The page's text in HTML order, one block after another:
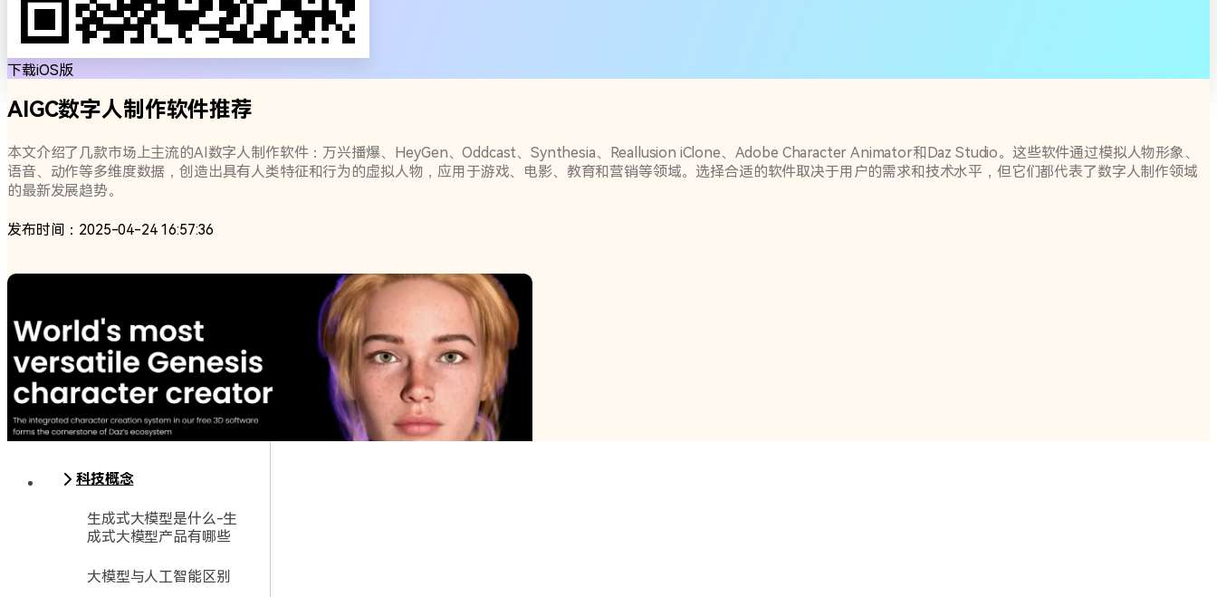
下载iOS版
AIGC数字人制作软件推荐
本文介绍了几款市场上主流的AI数字人制作软件：万兴播爆、HeyGen、Oddcast、Synthesia、Reallusion iClone、Adobe Character Animator和Daz Studio。这些软件通过模拟人物形象、
语音、动作等多维度数据，创造出具有人类特征和行为的虚拟人物，应用于游戏、电影、教育和营销等领域。选择合适的软件取决于用户的需求和技术水平，但它们都代表了数字人制作领域
的最新发展趋势。
发布时间：2025-04-24 16:57:36
科技概念
生成式大模型是什么-生
成式大模型产品有哪些
大模型与人工智能区别